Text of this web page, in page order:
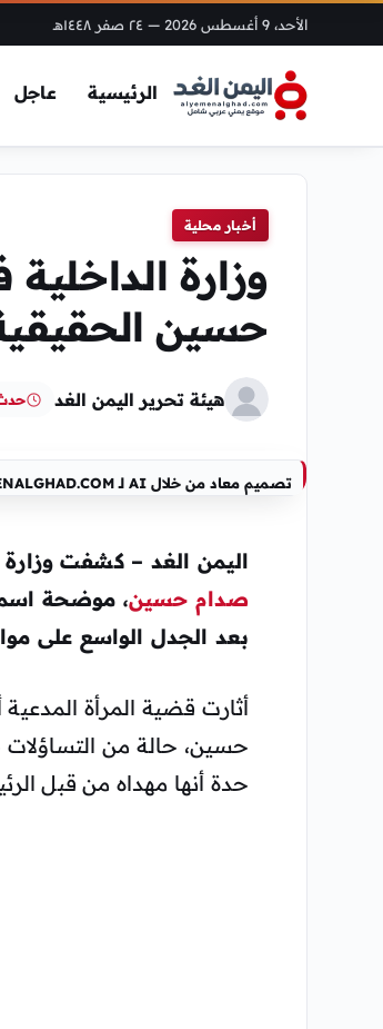
الأحد، 9 أغسطس 2026 — ٢٤ صفر ١٤٤٨هـ
الرئيسية عاجل
أخبار محلية
وزارة
حسين
هيئة تحرير اليمن الغد
تصميم معاد من خلال AI لـ ALYEMENALGHAD.COM
اليمن الغد – كشفت وزارة
صدام حسين
بعد الجدل الواسع على
أثارت قضية المرأة المدعية
حسين، حالة من
حدة أنها مهداه من قبل